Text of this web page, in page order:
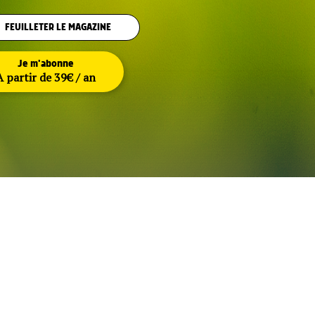
FEUILLETER LE MAGAZINE
Je m'abonne
partir de 39€ / an